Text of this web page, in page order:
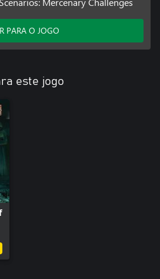
PARA O JOGO
este jogo